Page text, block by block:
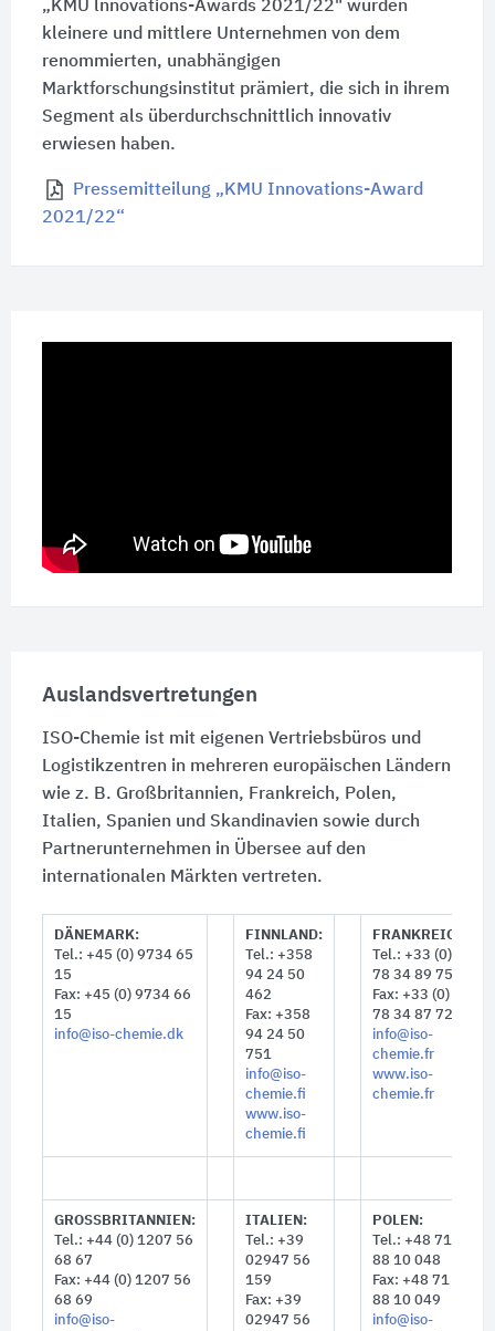
„KMU lnnovations-Awards 2021/22" wurden
kleinere und mittlere Unternehmen von dem
renommierten, unabhängigen
Marktforschungsinstitut prämiert, die sich in ihrem
Segment als überdurchschnittlich innovativ
erwiesen haben.
Pressemitteilung „KMU Innovations-Award
2021/22“
Auslandsvertretungen
ISO-Chemie ist mit eigenen Vertriebsbüros und
Logistikzentren in mehreren europäischen Ländern
wie z. B. Großbritannien, Frankreich, Polen,
Italien, Spanien und Skandinavien sowie durch
Partnerunternehmen in Übersee auf den
internationalen Märkten vertreten.
DÄNEMARK:
Tel.: +45 (0) 9734 65
15
Fax: +45 (0) 9734 66
15
info@iso-chemie.dk
FINNLAND:
Tel.: +358
94 24 50
462
Fax: +358
94 24 50
751
info@iso-
chemie.fi
www.iso-
chemie.fi
FRANKREICH:
Tel.: +33 (0) 4
78 34 89 75
Fax: +33 (0) 4
78 34 87 72
info@iso-
chemie.fr
www.iso-
chemie.fr
GROSSBRITANNIEN:
Tel.: +44 (0) 1207 56
68 67
Fax: +44 (0) 1207 56
68 69
info@iso-
ITALIEN:
Tel.: +39
02947 56
159
Fax: +39
02947 56
POLEN:
Tel.: +48 71
88 10 048
Fax: +48 71
88 10 049
info@iso-